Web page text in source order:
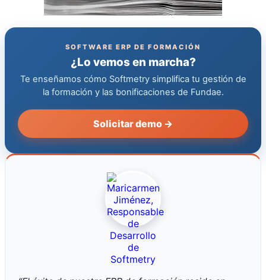
SOFTWARE ERP DE FORMACIÓN
¿Lo vemos en marcha?
Te enseñamos cómo Softmetry simplifica tu gestión de
la formación y las bonificaciones de Fundae.
Solicitar demo →